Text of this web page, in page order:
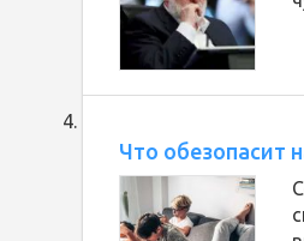
Что обезопасит